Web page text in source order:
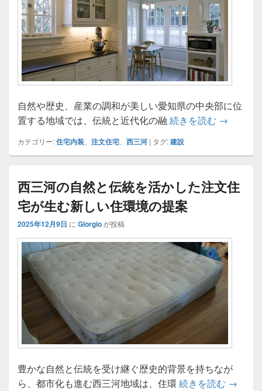
自然や歴史、産業の調和が美しい愛知県の中央部に位
置する地域では、伝統と近代化の融 続きを読む 西三河に
→
カテゴリー:住宅内装 注文住宅 西三河 | タグ:建設
西三河の自然と伝統を活かした注文住
宅が生む新しい住環境の提案
2025年12月9日 に Giorgioが投稿
豊かな自然と伝統を受け継ぐ歴史的背景を持ちなが
ら、都市化も進む西三河地域は、住環 続きを読む 西三河
→